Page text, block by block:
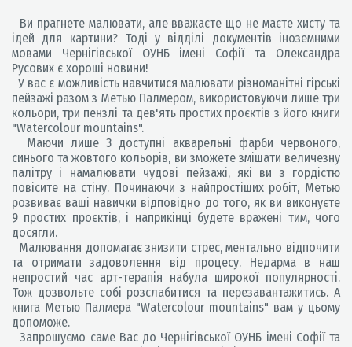
Ви прагнете малювати, але вважаєте що не маєте хисту та
ідей для картини? Тоді у відділі документів іноземними
мовами Чернігівської ОУНБ імені Софії та Олександра
Русових є хороші новини!
У вас є можливість навчитися малювати різноманітні гірські
пейзажі разом з Метью Палмером, використовуючи лише три
кольори, три пензлі та дев'ять простих проєктів з його книги
"Watercolour mountains".
Маючи лише 3 доступні акварельні фарби червоного,
синього та жовтого кольорів, ви зможете змішати величезну
палітру і намалювати чудові пейзажі, які ви з гордістю
повісите на стіну. Починаючи з найпростіших робіт, Метью
розвиває ваші навички відповідно до того, як ви виконуєте
9 простих проєктів, і наприкінці будете вражені тим, чого
досягли.
Малювання допомагає знизити стрес, ментально відпочити
та отримати задоволення від процесу. Недарма в наш
непростий час арт-терапія набула широкої популярності.
Тож дозвольте собі розслабитися та перезавантажитись. А
книга Метью Палмера "Watercolour mountains" вам у цьому
допоможе.
Запрошуємо саме Вас до Чернігівської ОУНБ імені Софії та